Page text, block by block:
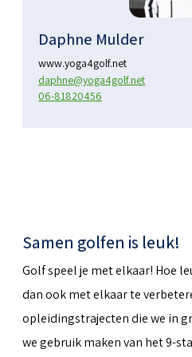
Daphne Mulder
www.yoga4golf.net
daphne@yoga4golf.net
06-81820456
Samen golfen is leuk!
Golf speel je met elkaar! Hoe
dan ook met elkaar te
opleidingstrajecten die we in
we gebruik maken van het 9-